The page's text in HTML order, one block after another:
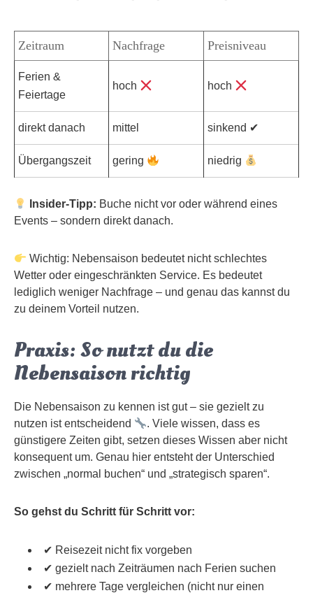
Zeitraum Nachfrage Preisniveau
Ferien &
Feiertage
hoch hoch
direkt danach mittel sinkend ✔
Übergangszeit gering niedrig
Insider-Tipp: Buche nicht vor oder während eines
Events – sondern direkt danach.
Wichtig: Nebensaison bedeutet nicht schlechtes
Wetter oder eingeschränkten Service. Es bedeutet
lediglich weniger Nachfrage – und genau das kannst du
zu deinem Vorteil nutzen.
Praxis: So nutzt du die
Nebensaison richtig
Die Nebensaison zu kennen ist gut – sie gezielt zu
nutzen ist entscheidend
. Viele wissen, dass es
günstigere Zeiten gibt, setzen dieses Wissen aber nicht
konsequent um. Genau hier entsteht der Unterschied
zwischen „normal buchen“ und „strategisch sparen“.
So gehst du Schritt für Schritt vor:
✔ Reisezeit nicht fix vorgeben
✔ gezielt nach Zeiträumen nach Ferien suchen
✔ mehrere Tage vergleichen (nicht nur einen